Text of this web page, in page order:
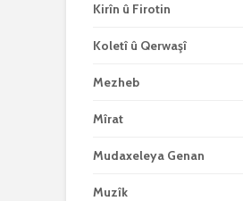
Kirîn û Firotin
Koletî û Qerwaşî
Mezheb
Mîrat
Mudaxeleya Genan
Muzîk